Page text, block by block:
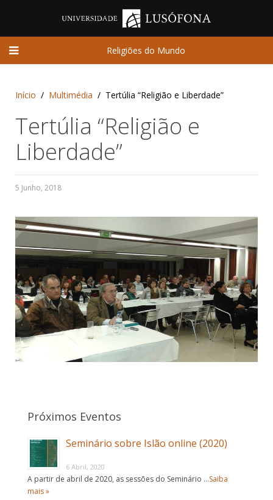
Religiões do Mundo
Início Multimédia Tertúlia “Religião e Liberdade”
Tertúlia “Religião e
Liberdade”
Próximos Eventos
Seminário sobre Islão online (2020)
6 Abril, 2020
A partir de abril de 2020, as sessões do Seminário …Saiba
mais »